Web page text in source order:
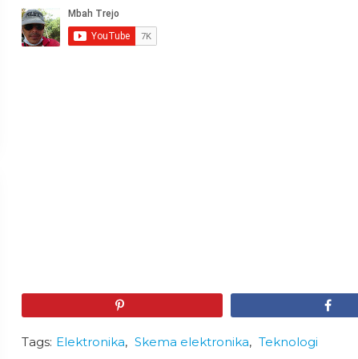
Tags: Elektronika, Skema elektronika, Teknologi